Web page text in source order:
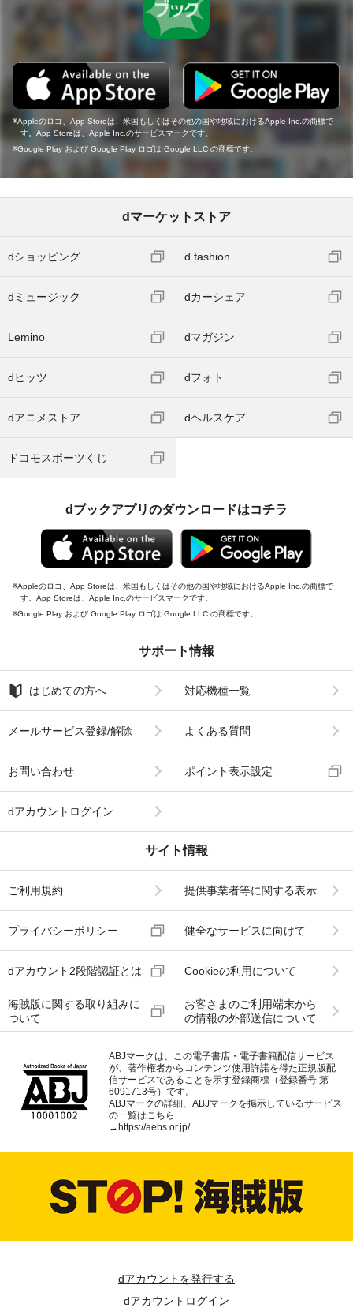
Appleのロゴ、App Storeは、米国もしくはその他の国や地域におけるApple Inc.の商標で
す。App Storeは、Apple Inc.のサービスマークです。
Google Play および Google Play ロゴは Google LLC の商標です。
dマーケットストア
dショッピング d fashion
dミュージック dカーシェア
Lemino dマガジン
dヒッツ dフォト
dアニメストア dヘルスケア
ドコモスポーツくじ
dブックアプリのダウンロードはコチラ
Appleのロゴ、App Storeは、米国もしくはその他の国や地域におけるApple Inc.の商標で
す。App Storeは、Apple Inc.のサービスマークです。
Google Play および Google Play ロゴは Google LLC の商標です。
サポート情報
はじめての方へ 対応機種一覧
メールサービス登録/解除 よくある質問
お問い合わせ ポイント表示設定
dアカウントログイン
サイト情報
ご利用規約 提供事業者等に関する表示
プライバシーポリシー 健全なサービスに向けて
dアカウント2段階認証とは Cookieの利用について
海賊版に関する取り組みに
ついて
お客さまのご利用端末から
の情報の外部送信について
ABJマークは、この電子書店・電子書籍配信サービス
が、著作権者からコンテンツ使用許諾を得た正規版配
信サービスであることを示す登録商標（登録番号 第
6091713号）です。
ABJマークの詳細、ABJマークを掲示しているサービス
の一覧はこちら
→https://aebs.or.jp/
dアカウントを発行する
dアカウントログイン